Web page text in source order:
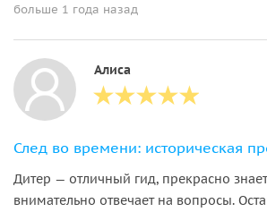
больше 1 года назад
Алиса
Дитер — отличный гид, прекрасно
внимательно отвечает на вопросы.